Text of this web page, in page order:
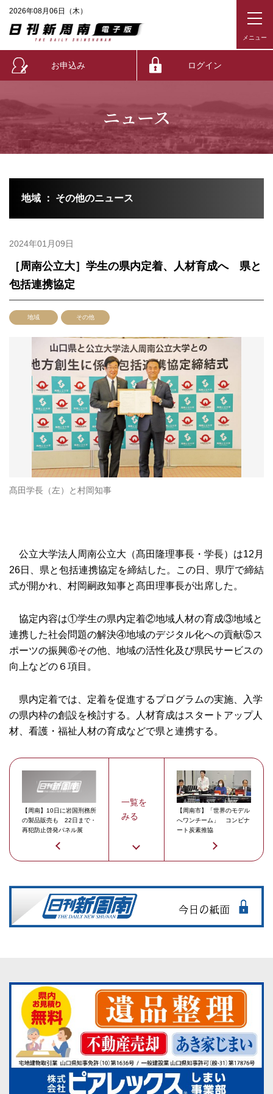
2026年08月06日（木）
お申込み ログイン
ニュース
地域 ： その他のニュース
2024年01月09日
［周南公立大］学生の県内定着、人材育成へ 県と
包括連携協定
地域 その他
髙田学長（左）と村岡知事
公立大学法人周南公立大（髙田隆理事長・学長）は12月
26日、県と包括連携協定を締結した。この日、県庁で締結
式が開かれ、村岡嗣政知事と髙田理事長が出席した。
協定内容は①学生の県内定着②地域人材の育成③地域と
連携した社会問題の解決④地域のデジタル化への貢献⑤ス
ポーツの振興⑥その他、地域の活性化及び県民サービスの
向上などの６項目。
県内定着では、定着を促進するプログラムの実施、入学
の県内枠の創設を検討する。人材育成はスタートアップ人
材、看護・福祉人材の育成などで県と連携する。
【周南】10日に岩国刑務所
の製品販売も 22日まで・
再犯防止啓発パネル展
一覧を
みる
【周南市】「世界のモデル
へワンチーム」 コンビナ
ート炭素推協